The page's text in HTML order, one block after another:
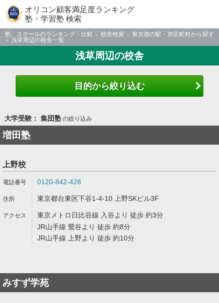
オリコン顧客満足度ランキング
塾・学習塾 検索
塾、スクールのランキング・比較 校舎検索
東京都の駅・市区町村から探す
浅草周辺の校舎一覧
浅草周辺の校舎
目的から絞り込む
大学受験： 集団塾の絞り込み
増田塾
上野校
0120-842-428
東京都台東区下谷1-4-10 上野SKビル3F
東京メトロ日比谷線 入谷より 徒歩 約3分
JR山手線 鶯谷より 徒歩 約8分
JR山手線 上野より 徒歩 約10分
みすず学苑